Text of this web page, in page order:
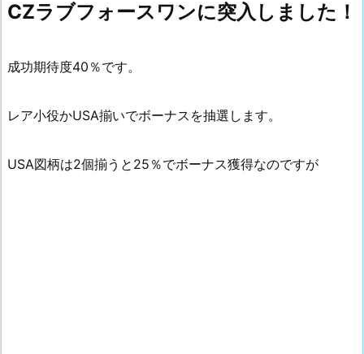
CZラブフォースワンに突入しました！
成功期待度40％です。
レア小役かUSA揃いでボーナスを抽選します。
USA図柄は2個揃うと25％でボーナス獲得なのですが